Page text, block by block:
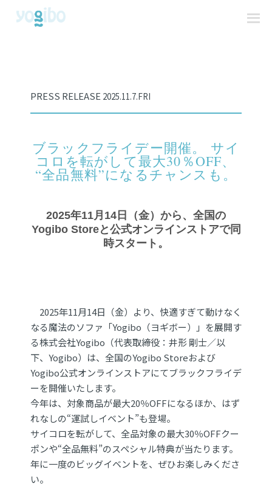
PRESS RELEASE 2025.11.7.FRI
ブラックフライデー開催。 サイ
コロを転がして最大30％OFF、
“全品無料”になるチャンスも。
2025年11月14日（金）から、全国の
Yogibo Storeと公式オンラインストアで同
時スタート。
2025年11月14日（金）より、快適すぎて動けなく
なる魔法のソファ「Yogibo（ヨギボー）」を展開す
る株式会社Yogibo（代表取締役：井形 剛士／以
下、Yogibo）は、全国のYogibo Storeおよび
Yogibo公式オンラインストアにてブラックフライデ
ーを開催いたします。
今年は、対象商品が最大20％OFFになるほか、はず
れなしの“運試しイベント”も登場。
サイコロを転がして、全品対象の最大30％OFFクー
ポンや“全品無料”のスペシャル特典が当たります。
年に一度のビッグイベントを、ぜひお楽しみくださ
い。